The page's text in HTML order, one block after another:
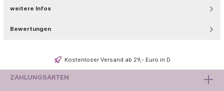
weitere Infos
Bewertungen
Kostenloser Versand ab 29,- Euro in D
ZAHLUNGSARTEN